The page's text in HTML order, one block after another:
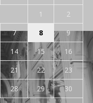
1
2
7 8
9
14 15
16
21 22
23
28 29
30